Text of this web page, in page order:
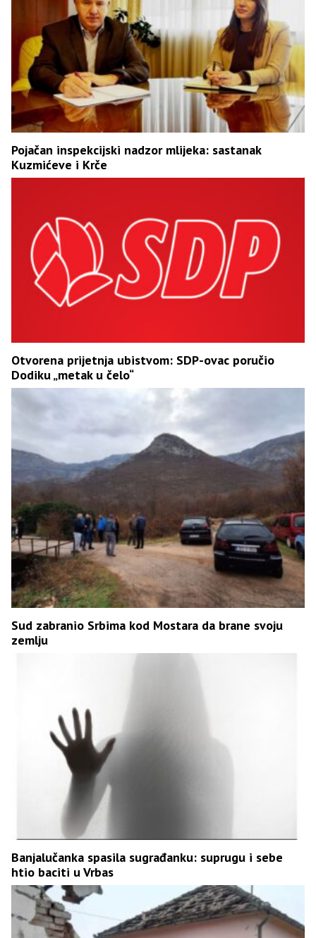
Pojačan inspekcijski nadzor mlijeka: sastanak
Kuzmićeve i Krče
Otvorena prijetnja ubistvom: SDP-ovac poručio
Dodiku „metak u čelo“
Sud zabranio Srbima kod Mostara da brane svoju
zemlju
Banjalučanka spasila sugrađanku: suprugu i sebe
htio baciti u Vrbas